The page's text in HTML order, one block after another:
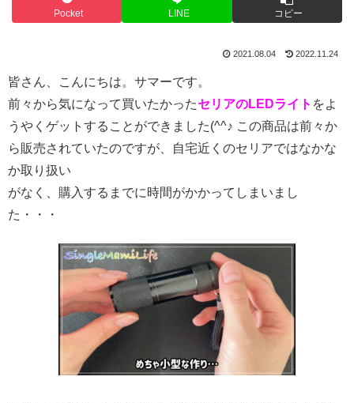
Pocket LINE コピー
2021.08.04 2022.11.24
皆さん、こんにちは。サマーです。
前々から気になって買いたかったセリアのLEDライト をよ
うやくゲットすることができました(^^♪ この商品は前々か
ら販売されていたのですが、自宅近くのセリアではなかな
か取り扱い
がなく、購入するまでに時間がかかってしまいまし
た・・・